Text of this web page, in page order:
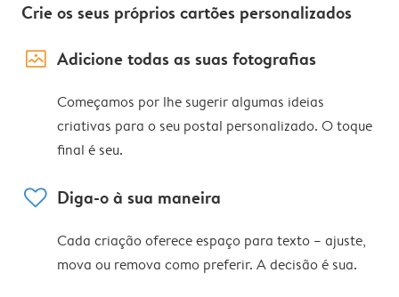
Crie os seus próprios cartões personalizados
image_placeholder Adicione todas as suas fotografias
Começamos por lhe sugerir algumas ideias
criativas para o seu postal personalizado. O toque
final é seu.
heart Diga-o à sua maneira
Cada criação oferece espaço para texto – ajuste,
mova ou remova como preferir. A decisão é sua.